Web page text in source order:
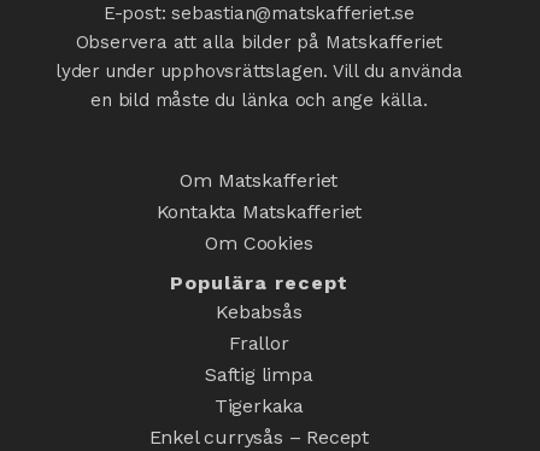
E-post: sebastian@matskafferiet.se
Observera att alla bilder på Matskafferiet
lyder under upphovsrättslagen. Vill du använda
en bild måste du länka och ange källa.
Om Matskafferiet
Kontakta Matskafferiet
Om Cookies
Populära recept
Kebabsås
Frallor
Saftig limpa
Tigerkaka
Enkel currysås – Recept